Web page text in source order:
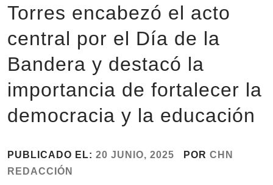
Torres encabezó el acto
central por el Día de la
Bandera y destacó la
importancia de fortalecer la
democracia y la educación
PUBLICADO EL: 20 JUNIO, 2025 POR CHN
REDACCIÓN